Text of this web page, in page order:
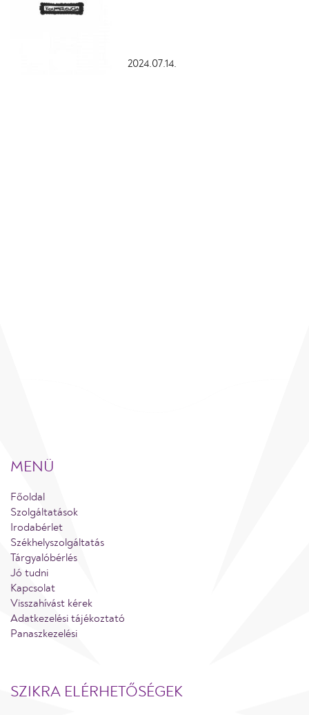
2024.07.14.
MENÜ
Főoldal
Szolgáltatások
Irodabérlet
Székhelyszolgáltatás
Tárgyalóbérlés
Jó tudni
Kapcsolat
Visszahívást kérek
Adatkezelési tájékoztató
Panaszkezelési
SZIKRA ELÉRHETŐSÉGEK